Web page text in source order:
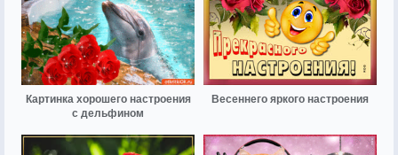
Картинка хорошего настроения
с дельфином
Весеннего яркого настроения